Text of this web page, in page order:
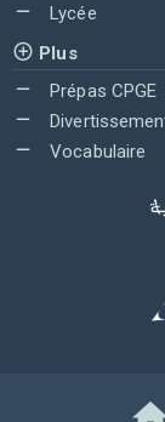
Lycée
Plus
Prépas CPGE
Vocabulaire